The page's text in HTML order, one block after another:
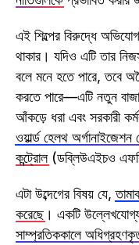
এই শিল্পের বিরুদ্ধে
থাকার। যদিও এটি তার
বলে মনে হতে পারে, তবে
করতে পারে—এটি নতুন
আঁকড়ে ধরা এবং সরকারী
ওয়ার্ল্ড হেলথ
কন্ট্রোল(ডব্লিউএইচও
এটা উব্দেগের বিষয় যে,
করেছে। একটি
সাম্প্রতিককালে